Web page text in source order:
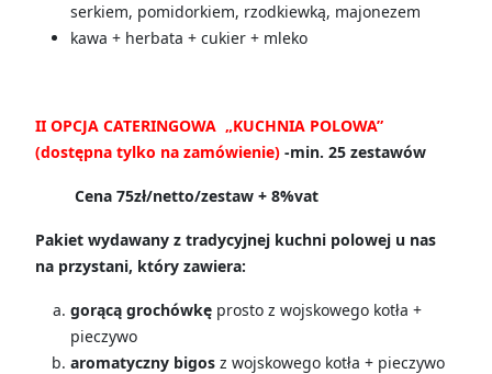
serkiem, pomidorkiem, rzodkiewką, majonezem
kawa + herbata + cukier + mleko
II OPCJA CATERINGOWA „KUCHNIA POLOWA”
(dostępna tylko na zamówienie) -min. 25 zestawów
Cena 75zł/netto/zestaw + 8%vat
Pakiet wydawany z tradycyjnej kuchni polowej u nas
na przystani, który zawiera:
gorącą grochówkę prosto z wojskowego kotła +
pieczywo
aromatyczny bigos z wojskowego kotła + pieczywo